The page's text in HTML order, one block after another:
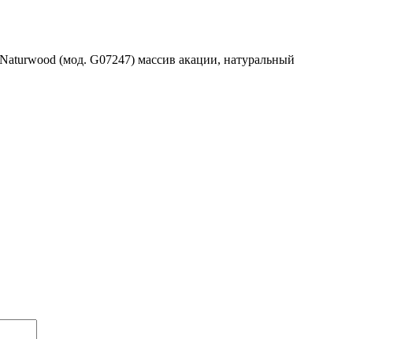
(мод. G07247) массив акации, натуральный